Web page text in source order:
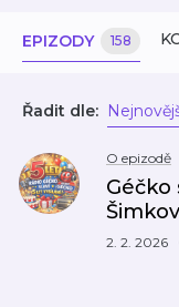
EPIZODY 158
Řadit dle:
O epizodě
Géčko
2. 2. 2026